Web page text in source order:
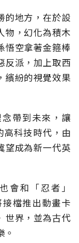
的地方，在於設
物，幻化為積木
空拿著金箍棒
反派，加上取西
繽紛的視覺效果
帶到未來，讓
高科技時代，由
望成為新一代英
會和「忍者」
接檔推出動畫卡
世界，並為古代